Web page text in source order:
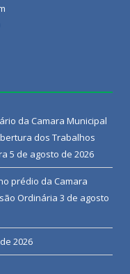
da Camara Municipal
dos Trabalhos
5 de agosto de 2026
prédio da Camara
Ordinária 3 de agosto
2026